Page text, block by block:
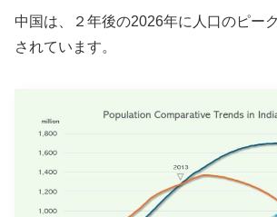
中国は、２年後の2026年に人口のピー
されています。